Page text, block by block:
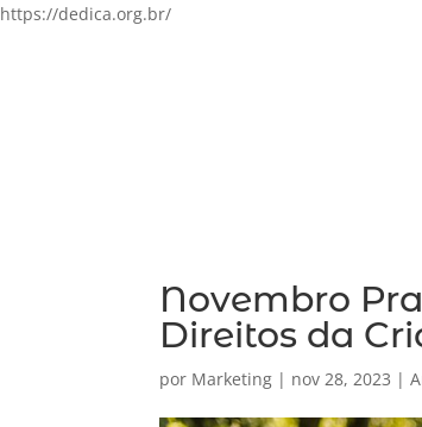
https://dedica.org.br/
Novembro
Direitos da
por Marketing | nov 28, 2023 |